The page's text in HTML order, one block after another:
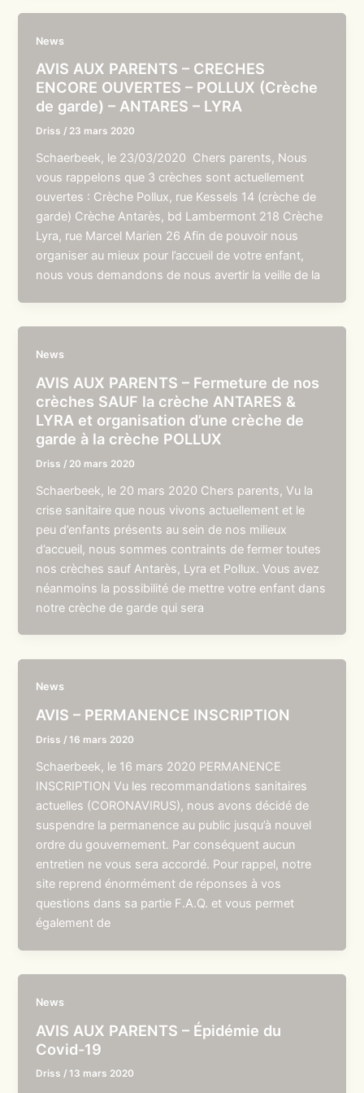
News
AVIS AUX PARENTS – CRECHES
ENCORE OUVERTES – POLLUX (Crèche
de garde) – ANTARES – LYRA
Driss / 23 mars 2020
Schaerbeek, le 23/03/2020 Chers parents, Nous
vous rappelons que 3 crèches sont actuellement
ouvertes : Crèche Pollux, rue Kessels 14 (crèche de
garde) Crèche Antarès, bd Lambermont 218 Crèche
Lyra, rue Marcel Marien 26 Afin de pouvoir nous
organiser au mieux pour l’accueil de votre enfant,
nous vous demandons de nous avertir la veille de la
News
AVIS AUX PARENTS – Fermeture de nos
crèches SAUF la crèche ANTARES &
LYRA et organisation d’une crèche de
garde à la crèche POLLUX
Driss / 20 mars 2020
Schaerbeek, le 20 mars 2020 Chers parents, Vu la
crise sanitaire que nous vivons actuellement et le
peu d’enfants présents au sein de nos milieux
d’accueil, nous sommes contraints de fermer toutes
nos crèches sauf Antarès, Lyra et Pollux. Vous avez
néanmoins la possibilité de mettre votre enfant dans
notre crèche de garde qui sera
News
AVIS – PERMANENCE INSCRIPTION
Driss /16 mars 2020
Schaerbeek, le 16 mars 2020 PERMANENCE
INSCRIPTION Vu les recommandations sanitaires
actuelles (CORONAVIRUS), nous avons décidé de
suspendre la permanence au public jusqu’à nouvel
ordre du gouvernement. Par conséquent aucun
entretien ne vous sera accordé. Pour rappel, notre
site reprend énormément de réponses à vos
questions dans sa partie F.A.Q. et vous permet
également de
News
AVIS AUX PARENTS – Épidémie du
Covid-19
Driss /13 mars 2020